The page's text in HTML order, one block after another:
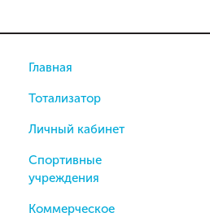
Главная
Тотализатор
Личный кабинет
Спортивные
учреждения
Коммерческое